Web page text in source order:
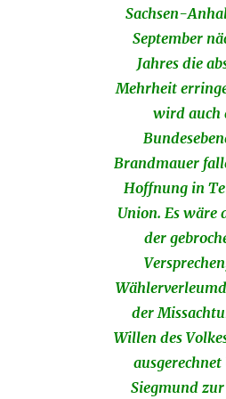
Sachsen-
September
Jahres die
Mehrheit
wird auch
Brandmauer
Hoffnung in
Union. Es wäre
der
der
Willen des
Siegmund